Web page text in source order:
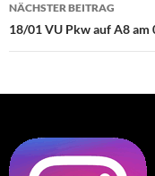
NÄCHSTER BEITRAG
18/01 VU Pkw auf A8 am